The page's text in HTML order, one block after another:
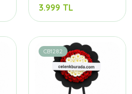
3.999 TL
CB1282